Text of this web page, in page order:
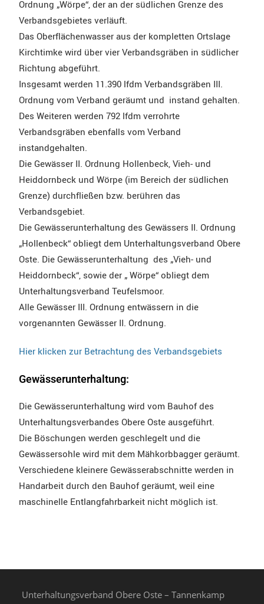
Ordnung „Wörpe“, der an der südlichen Grenze des
Verbandsgebietes verläuft.
Das Oberflächenwasser aus der kompletten Ortslage
Kirchtimke wird über vier Verbandsgräben in südlicher
Richtung abgeführt.
Insgesamt werden 11.390 lfdm Verbandsgräben III.
Ordnung vom Verband geräumt und instand gehalten.
Des Weiteren werden 792 lfdm verrohrte
Verbandsgräben ebenfalls vom Verband
instandgehalten.
Die Gewässer II. Ordnung Hollenbeck, Vieh- und
Heiddornbeck und Wörpe (im Bereich der südlichen
Grenze) durchfließen bzw. berühren das
Verbandsgebiet.
Die Gewässerunterhaltung des Gewässers II. Ordnung
„Hollenbeck“ obliegt dem Unterhaltungsverband Obere
Oste. Die Gewässerunterhaltung des „Vieh- und
Heiddornbeck“, sowie der „ Wörpe“ obliegt dem
Unterhaltungsverband Teufelsmoor.
Alle Gewässer III. Ordnung entwässern in die
vorgenannten Gewässer II. Ordnung.
Hier klicken zur Betrachtung des Verbandsgebiets
Gewässerunterhaltung:
Die Gewässerunterhaltung wird vom Bauhof des
Unterhaltungsverbandes Obere Oste ausgeführt.
Die Böschungen werden geschlegelt und die
Gewässersohle wird mit dem Mähkorbbagger geräumt.
Verschiedene kleinere Gewässerabschnitte werden in
Handarbeit durch den Bauhof geräumt, weil eine
maschinelle Entlangfahrbarkeit nicht möglich ist.
Unterhaltungsverband Obere Oste – Tannenkamp